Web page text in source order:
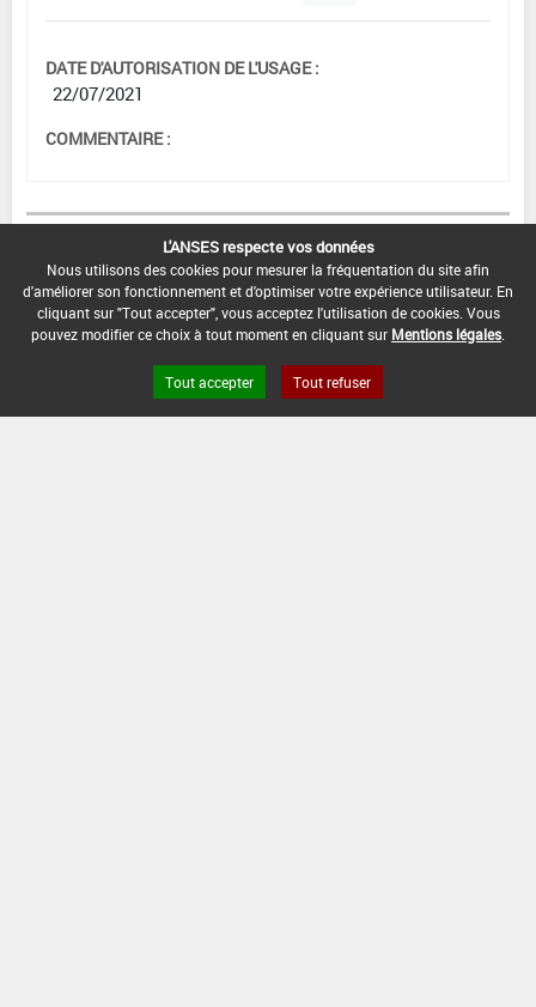
DATE D'AUTORISATION DE L'USAGE :
22/07/2021
COMMENTAIRE :
Grandes cultures
D'APPORT
D'APPORT
CULTURAL
EPOQUES D'APPORT
Max :
Min :1
Max :1
Min :
Max :-
Min :Au semis
Max :-
L'ANSES respecte vos données
Nous utilisons des cookies pour mesurer la fréquentation du site afin
d'améliorer son fonctionnement et d'optimiser votre expérience utilisateur. En
cliquant sur "Tout accepter", vous acceptez l'utilisation de cookies. Vous
pouvez modifier ce choix à tout moment en cliquant sur Mentions légales
Tout accepter Tout refuser